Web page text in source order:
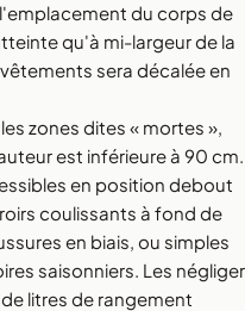
du corps de
qu'à mi-largeur de la
sera décalée en
zones dites « mortes »,
est inférieure à 90 cm.
en position debout
coulissants à fond de
en biais, ou simples
saisonniers. Les négliger
litres de rangement